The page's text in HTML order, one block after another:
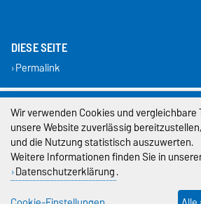
DIESE SEITE
Permalink
Impressum
Datenschutz
Barrierefreiheit
Cookie-
Wir verwenden Cookies und vergleichbare
unsere Website zuverlässig
und die Nutzung statistisch auszuwerten.
Weitere Informationen finden Sie in
Datenschutzerklärung.